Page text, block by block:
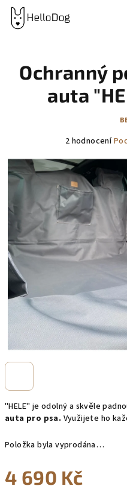
Přejít
obsah
"HELE" je odolný a skvěle
auta pro psa. Využijete ho
Položka byla vyprodána…
4 690 Kč
Ochranný
auta
Průměrné
produktu
je
5,0
z
5
hvězdiček.
2 hodnocení